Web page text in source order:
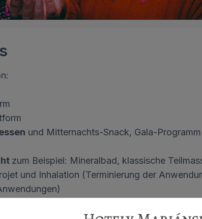
und Mitternachts-Snack, Gala-
zum Beispiel: Mineralbad, klassische
und Inhalation (Terminierung der
mit Wasserattraktionen, 2 Saunen